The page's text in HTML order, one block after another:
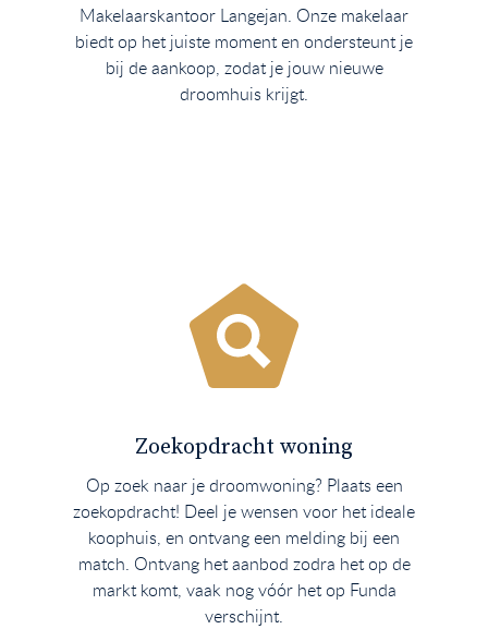
Makelaarskantoor Langejan. Onze makelaar
biedt op het juiste moment en ondersteunt je
bij de aankoop, zodat je jouw nieuwe
droomhuis krijgt.
Zoekopdracht woning
Op zoek naar je droomwoning? Plaats een
zoekopdracht! Deel je wensen voor het ideale
koophuis, en ontvang een melding bij een
match. Ontvang het aanbod zodra het op de
markt komt, vaak nog vóór het op Funda
verschijnt.